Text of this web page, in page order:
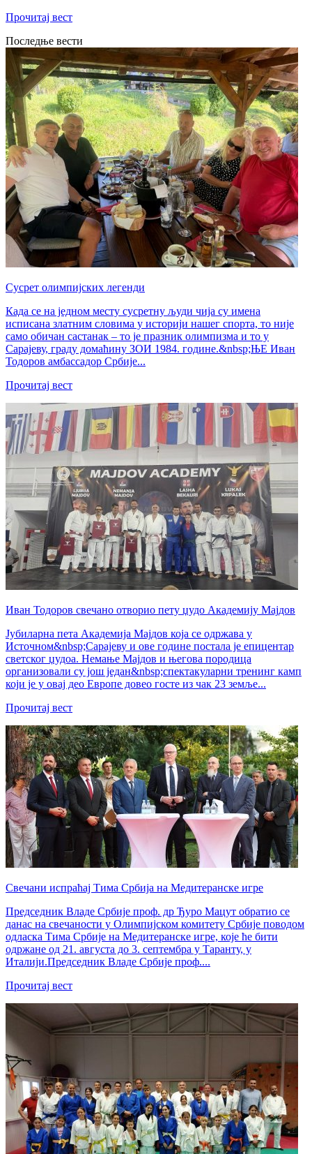
Прочитај вест
Последње вести
Сусрет олимпијских легенди
Када се на једном месту сусретну људи чија су имена
исписана златним словима у историји нашег спорта, то није
само обичан састанак – то је празник олимпизма и то у
Сарајеву, граду домаћину ЗОИ 1984. године.&nbsp;ЊЕ Иван
Тодоров амбассадор Србије...
Прочитај вест
Иван Тодоров свечано отворио пету џудо Академију Мајдов
Јубиларна пета Академија Мајдов која се одржава у
Источном&nbsp;Сарајеву и ове године постала је епицентар
светског џудоа. Немање Мајдов и његова породица
организовали су још један&nbsp;спектакуларни тренинг камп
који је у овај део Европе довео госте из чак 23 земље...
Прочитај вест
Свечани испраћај Тима Србија на Медитеранске игре
Председник Владе Србије проф. др Ђуро Мацут обратио се
данас на свечаности у Олимпијском комитету Србије поводом
одласка Тима Србије на Медитеранске игре, које ће бити
одржане од 21. августа до 3. септембра у Таранту, у
Италији.Председник Владе Србије проф....
Прочитај вест